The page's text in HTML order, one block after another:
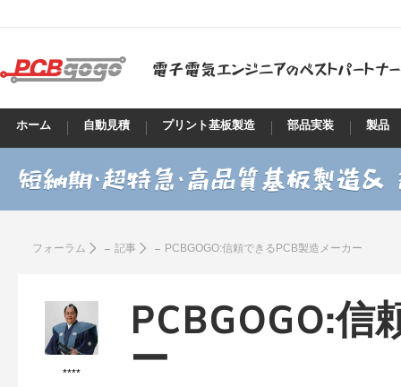
ホーム 自動見積 プリント基板製造 部品実装 製品
フォーラム 記事 PCBGOGO:信頼できるPCB製造メーカー
****
PCBGOGO:信
ー